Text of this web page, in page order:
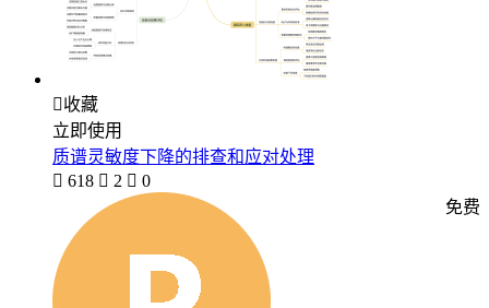
收藏
立即使用
质谱灵敏度下降的排查和应对处理
 618  2  0
免费